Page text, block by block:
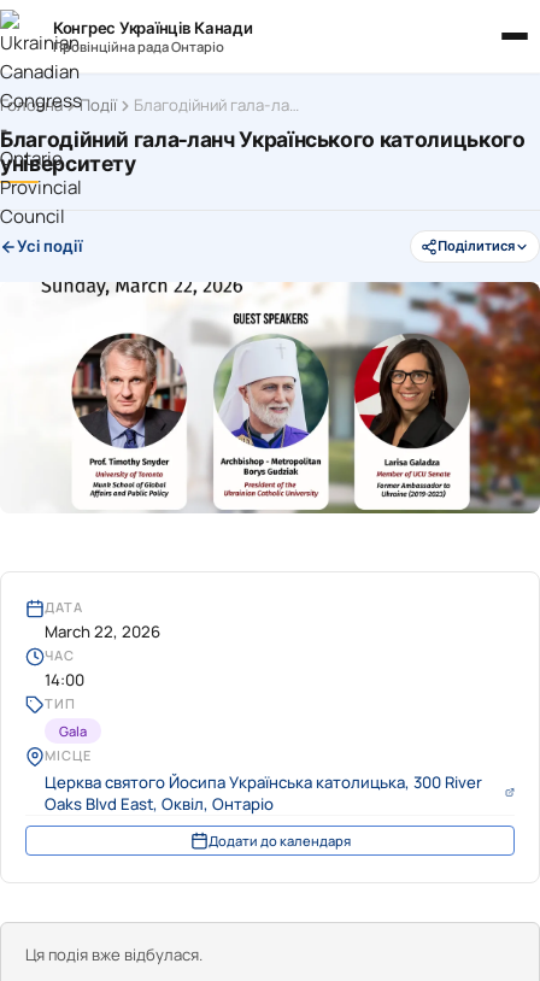
Конгрес Українців Канади
Провінційна рада Онтаріо
Головна Події Благодійний гала-ланч Українського католицького університету
Благодійний гала-ланч Українського католицького
університету
Усі події Поділитися
Ця подія вже відбулася.
ДАТА
March 22, 2026
ЧАС
14:00
ТИП
Gala
МІСЦЕ
Церква святого Йосипа Українська католицька, 300 River
Oaks Blvd East, Оквіл, Онтаріо
Додати до календаря